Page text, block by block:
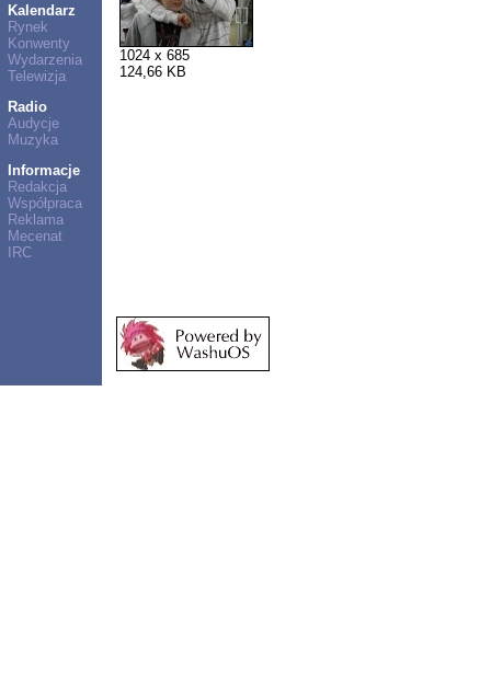
Kalendarz
Rynek
Konwenty
Wydarzenia
Telewizja
Radio
Audycje
Muzyka
Informacje
Redakcja
Współpraca
Reklama
Mecenat
IRC
1024 x 685
124,66 KB